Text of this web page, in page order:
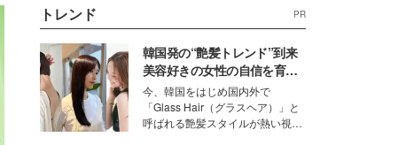
トレンド PR
韓国発の“艶髪トレンド”到来
美容好きの女性の自信を育む
「ヘアケア事情」って？
今、韓国をはじめ国内外で
「Glass Hair（グラスヘア）」と
呼ばれる艶髪スタイルが熱い視線